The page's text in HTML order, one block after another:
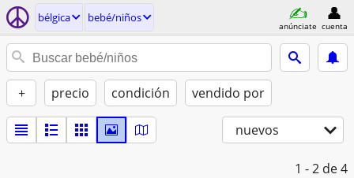
bélgica bebé/niños
anúnciate cuenta
+ precio condición vendido por
nuevos
1 - 2 de 4